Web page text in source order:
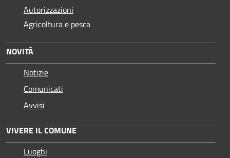
Autorizzazioni
Agricoltura e pesca
NOVITÀ
Notizie
Comunicati
Avvisi
VIVERE IL COMUNE
Luoghi